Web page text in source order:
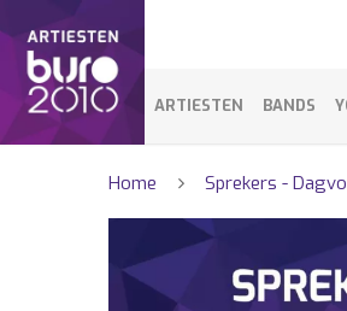
ARTIESTEN BANDS
Home Sprekers -